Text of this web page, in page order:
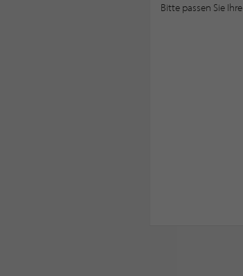
Bitte passen Sie Ihre